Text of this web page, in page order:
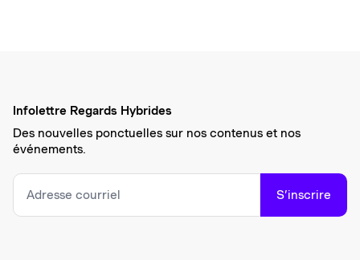
Infolettre Regards Hybrides
Des nouvelles ponctuelles sur nos contenus et nos
événements.
S’inscrire